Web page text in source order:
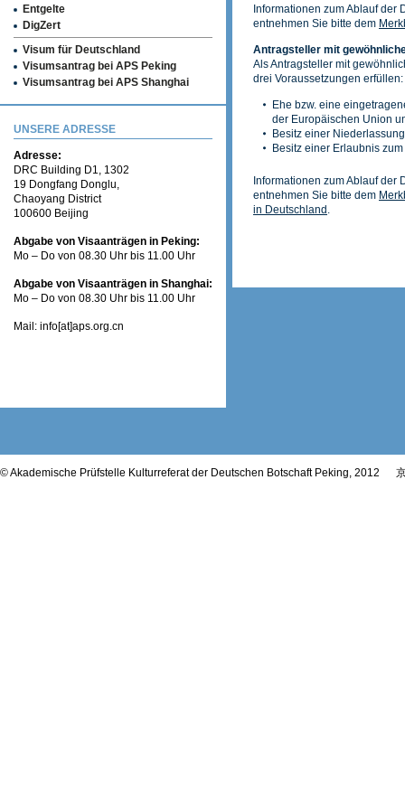
Entgelte
DigZert
Visum für Deutschland
Visumsantrag bei APS Peking
Visumsantrag bei APS Shanghai
UNSERE ADRESSE
Adresse:
DRC Building D1, 1302
19 Dongfang Donglu,
Chaoyang District
100600 Beijing
Abgabe von Visaanträgen in Peking:
Mo – Do von 08.30 Uhr bis 11.00 Uhr
Abgabe von Visaanträgen in Shanghai:
Mo – Do von 08.30 Uhr bis 11.00 Uhr
Mail: info[at]aps.org.cn
Informationen zum Ablauf
entnehmen Sie bitte dem
Antragsteller mit
Als Antragsteller mit
drei Voraussetzungen erfüllen:
Ehe bzw. eine
der Europäischen Union
Besitz einer
Besitz einer Erlaubnis
Informationen zum Ablauf
entnehmen Sie bitte dem
in Deutschland .
© Akademische Prüfstelle Kulturreferat der Deutschen Botschaft Peking, 2012